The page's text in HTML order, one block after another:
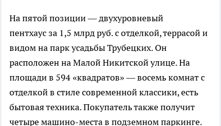
На пятой позиции — двухуровневый
пентхаус за 1,5 млрд руб. с отделкой, террасой и
видом на парк усадьбы Трубецких. Он
расположен на Малой Никитской улице. На
площади в 594 «квадратов» — восемь комнат с
отделкой в стиле современной классики, есть
бытовая техника. Покупатель также получит
четыре машино-места в подземном паркинге.